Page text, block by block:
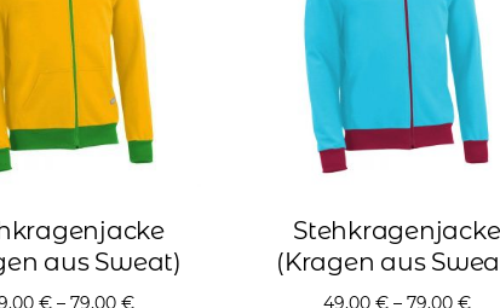
auf
der
Produktseite
gewählt
werden
auf
der
aus Sweat)
€ –79,00€
Stehkragenjacke
(Kragen aus
49,00 €– 79,00 €